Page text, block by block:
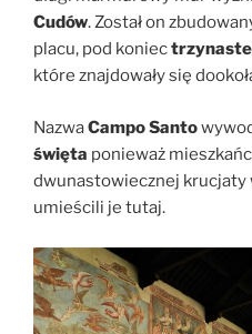
Cudów. Został on
placu, pod koniec
które znajdowały się
NazwaCampo Santo
święta ponieważ
dwunastowiecznej krucjaty
umieścili je tutaj.